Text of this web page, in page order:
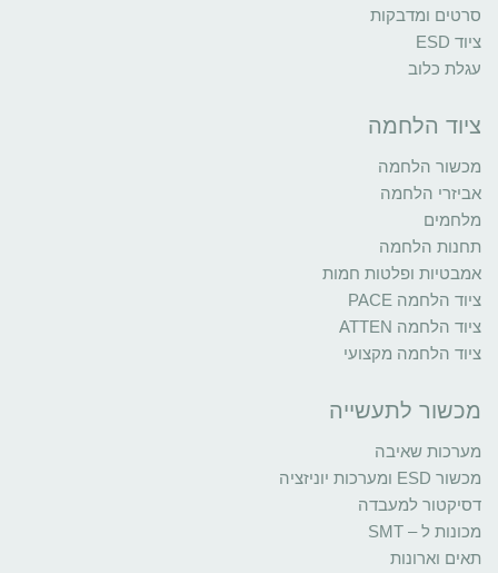
סרטים ומדבקות
ציוד ESD
עגלת כלוב
ציוד הלחמה
מכשור הלחמה
אביזרי הלחמה
מלחמים
תחנות הלחמה
אמבטיות ופלטות חמות
ציוד הלחמה PACE
ציוד הלחמה ATTEN
ציוד הלחמה מקצועי
מכשור לתעשייה
מערכות שאיבה
מכשור ESD ומערכות יוניזציה
דסיקטור למעבדה
מכונות ל – SMT
תאים וארונות